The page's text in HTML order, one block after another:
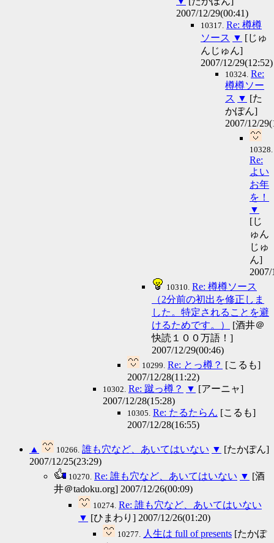
2007/12/29(00:41)
10317. Re: 樽樽
ソース ▼ [じゅ
んじゅん]
2007/12/29(12:52)
10324. Re:
樽樽ソー
ス ▼ [た
かぽん]
2007/12/
10328.
Re:
よい
お年
を！
▼
[じ
ゅん
じゅ
ん]
10310. Re: 樽樽ソース
（2分前の初出を修正しま
した。特定されることを避
けるためです。）
[酒井＠
快読１００万語！]
2007/12/29(00:46)
10299. Re: とっ樽？ [こるも]
2007/12/28(11:22)
10302. Re: 蹴っ樽？ ▼ [アーニャ]
2007/12/28(15:28)
10305. Re: たるたらん [こるも]
2007/12/28(16:55)
▲ 10266. 誰も穴など、あいてはいない ▼ [たかぽん]
2007/12/25(23:29)
10270. Re: 誰も穴など、あいてはいない ▼ [酒
井＠tadoku.org] 2007/12/26(00:09)
10274. Re: 誰も穴など、あいてはいない
▼ [ひまわり] 2007/12/26(01:20)
10277. 人生は full of presents [たかぽ